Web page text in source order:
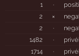
1
·
2
×
2
·
1482
·
1714
·